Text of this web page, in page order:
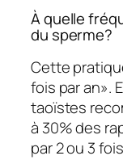
À quelle
du sperme?
Cette
fois par an».
taoïstes
à 30% des
par 2 ou 3